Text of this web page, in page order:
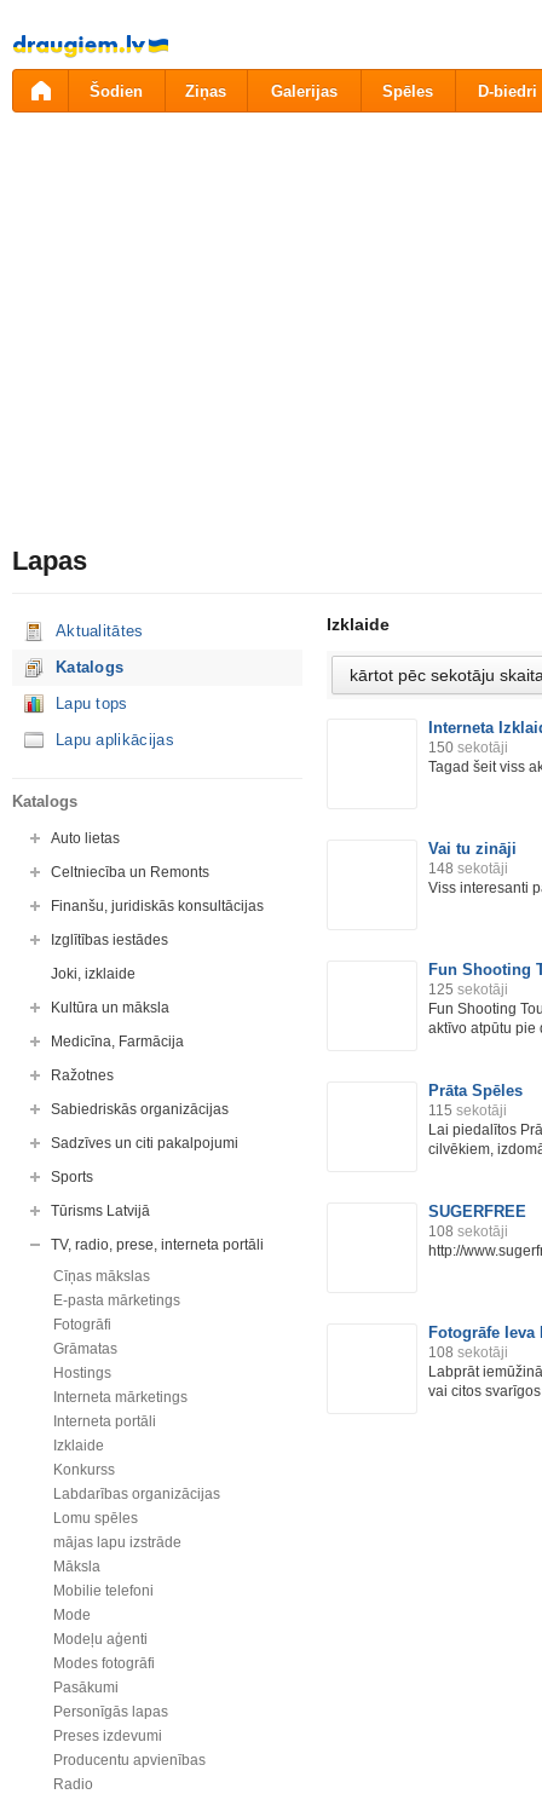
Pāriet
uz
saturu
Šodien Ziņas Galerijas Spēles D-biedri
Lapas
Aktualitātes
Katalogs
Lapu tops
Lapu aplikācijas
Katalogs
Auto lietas
Celtniecība un Remonts
Finanšu, juridiskās konsultācijas
Izglītības iestādes
Joki, izklaide
Kultūra un māksla
Medicīna, Farmācija
Ražotnes
Sabiedriskās organizācijas
Sadzīves un citi pakalpojumi
Sports
Tūrisms Latvijā
TV, radio, prese, interneta portāli
Cīņas mākslas
E-pasta mārketings
Fotogrāfi
Grāmatas
Hostings
Interneta mārketings
Interneta portāli
Izklaide
Konkurss
Labdarības organizācijas
Lomu spēles
mājas lapu izstrāde
Māksla
Mobilie telefoni
Mode
Modeļu aģenti
Modes fotogrāfi
Pasākumi
Personīgās lapas
Preses izdevumi
Producentu apvienības
Radio
Izklaide
Interneta
150 sekotāji
Tagad šeit viss
Vai tu zināji
148 sekotāji
Viss interesanti
Fun Shooting
125 sekotāji
Fun Shooting
aktīvo atpūtu pie
Prāta Spēles
115 sekotāji
Lai piedalītos
cilvēkiem,
SUGERFREE
108 sekotāji
http://
Fotogrāfe
108 sekotāji
Labprāt
vai citos